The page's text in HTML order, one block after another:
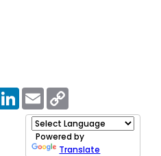
LinkedIn
Email
Powered by
Translate